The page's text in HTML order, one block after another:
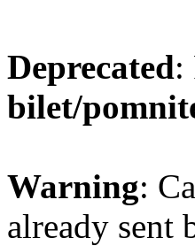
Deprecated:
bilet/
Warning:
already sent